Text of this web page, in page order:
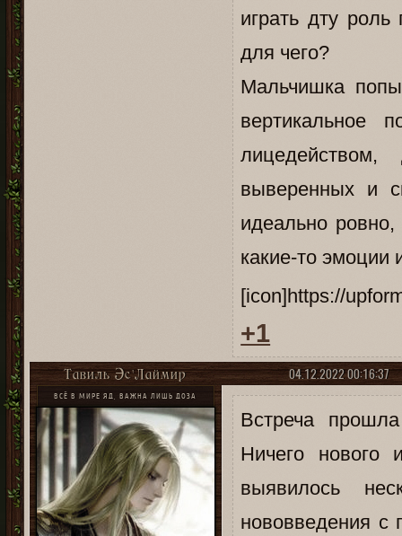
играть дту
для чего?
Мальчишка
вертикальное
выверенных и
идеально
какие-то
[icon]https://
+1
04.12.2022 00:16:37
Тавиль Эс`Лаймир
ВСЁ В МИРЕ ЯД, ВАЖНА ЛИШЬ ДОЗА
Встреча
Ничего нового
выявилось
нововведения с